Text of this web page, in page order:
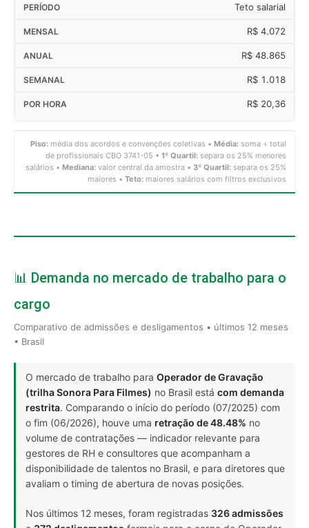
Teto salarial
R$ 4.072
R$ 48.865
R$ 1.018
R$ 20,36
Piso: média dos acordos e convenções coletivas • Média: soma ÷ total
de profissionais CBO 3741-05 • 1º Quartil: separa os 25% menores
salários • Mediana: valor central da amostra • 3º Quartil: separa os 25%
maiores • Teto: maiores salários com filtros exclusivos
📊 Demanda no mercado de trabalho para o
cargo
Comparativo de admissões e desligamentos • últimos 12 meses
• Brasil
O mercado de trabalho para Operador de Gravação
(trilha Sonora Para Filmes) no Brasil está com demanda
restrita. Comparando o início do período (07/2025) com
o fim (06/2026), houve uma retração de 48.48% no
volume de contratações — indicador relevante para
gestores de RH e consultores que acompanham a
disponibilidade de talentos no Brasil, e para diretores que
avaliam o timing de abertura de novas posições.
Nos últimos 12 meses, foram registradas 326 admissões